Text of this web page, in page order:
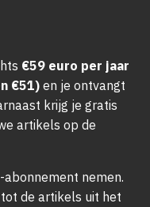
€59 euro per jaar
€51) en je ontvangt
krijg je gratis
artikels op de
abonnement nemen.
de artikels uit het